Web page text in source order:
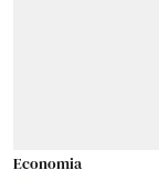
Economia